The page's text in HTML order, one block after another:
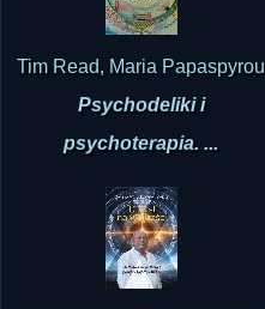
Tim Read, Maria Papaspyrou
Psychodeliki i
psychoterapia. ...